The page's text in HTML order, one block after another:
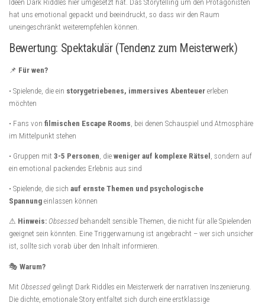
Ideen Dark Riddles hier umgesetzt hat. Das Storytelling um den Protagonisten
hat uns emotional gepackt und beeindruckt, so dass wir den Raum
uneingeschränkt weiterempfehlen können.
Bewertung: Spektakulär (Tendenz zum Meisterwerk)
📌 Für wen?
• Spielende, die ein storygetriebenes, immersives Abenteuer erleben
möchten
• Fans von filmischen Escape Rooms , bei denen Schauspiel und Atmosphäre
im Mittelpunkt stehen
• Gruppen mit 3-5 Personen , die weniger auf komplexe Rätsel
, sondern auf
ein emotional packendes Erlebnis aus sind
• Spielende, die sich auf ernste Themen und psychologische
Spannung einlassen können
⚠ Hinweis: Obsessedbehandelt sensible Themen, die nicht für alle Spielenden
geeignet sein könnten. Eine Triggerwarnung ist angebracht – wer sich unsicher
ist, sollte sich vorab über den Inhalt informieren.
🎭 Warum?
Mit Obsessedgelingt Dark Riddles ein Meisterwerk der narrativen Inszenierung.
Die dichte, emotionale Story entfaltet sich durch eine erstklassige